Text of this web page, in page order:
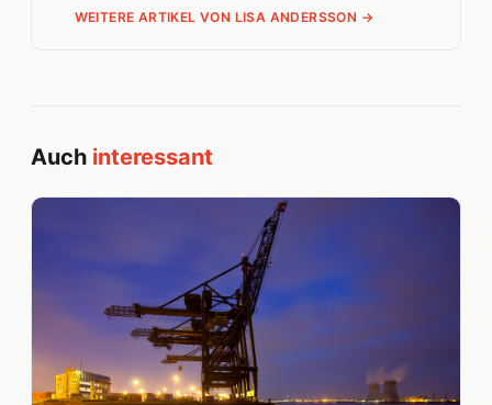
WEITERE ARTIKEL VON LISA ANDERSSON →
Auch interessant